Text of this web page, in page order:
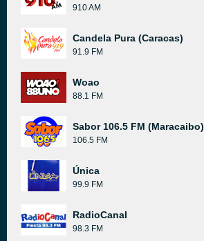
910 AM
Candela Pura (Caracas)
91.9 FM
Woao
88.1 FM
Sabor 106.5 FM (Maracaibo)
106.5 FM
Única
99.9 FM
RadioCanal
98.3 FM